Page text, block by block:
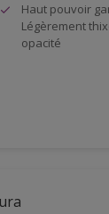
Haut pouvoir
Légèrement
opacité